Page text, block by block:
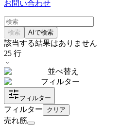
お問い合わせ
検索 AIで検索
該当する結果はありません
25 行
並べ替え
フィルター
フィルター
フィルター クリア
売れ筋